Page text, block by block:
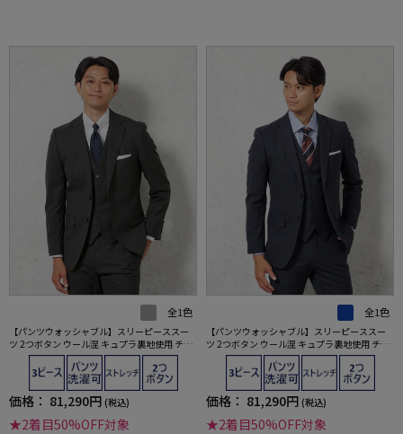
全1色
【パンツウォッシャブル】スリーピーススー
ツ 2つボタン ウール混 キュプラ裏地使用 チェ
ック S＆M BLUE LABEL 秋冬
価格： 81,290円 (税込)
★2着目50%OFF対象
全1色
【パンツウォッシャブル】スリーピーススー
ツ 2つボタン ウール混 キュプラ裏地使用 チェ
ック S＆M BLUE LABEL 秋冬
価格： 81,290円 (税込)
★2着目50%OFF対象